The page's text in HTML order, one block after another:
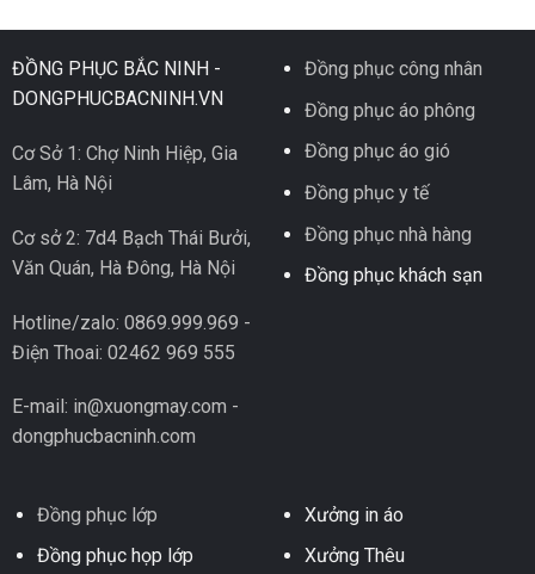
ĐỒNG PHỤC BẮC NINH -
DONGPHUCBACNINH.VN
Cơ Sở 1: Chợ Ninh Hiệp, Gia
Lâm, Hà Nội
Cơ sở 2: 7d4 Bạch Thái Bưởi,
Văn Quán, Hà Đông, Hà Nội
Hotline/zalo: 0869.999.969 -
Điện Thoai: 02462 969 555
E-mail: in@xuongmay.com -
dongphucbacninh.com
Đồng phục công nhân
Đồng phục áo phông
Đồng phục áo gió
Đồng phục y tế
Đồng phục nhà hàng
Đồng phục khách sạn
Đồng phục lớp
Đồng phục họp lớp
Xưởng in áo
Xưởng Thêu